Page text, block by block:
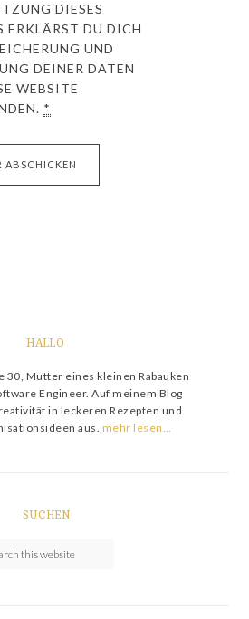
DIESES
ERKLÄRST DU DICH
UND
DEINER DATEN
WEBSITE
*
HALLO
30, Mutter eines kleinen Rabauken
Engineer. Auf meinem Blog
in leckeren Rezepten und
aus. mehr lesen…
SUCHEN